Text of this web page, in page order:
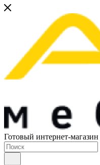
Готовый интернет-